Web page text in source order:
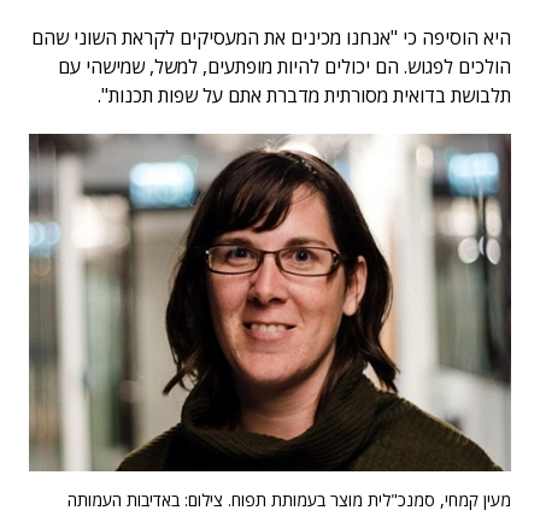
היא הוסיפה כי "אנחנו מכינים את המעסיקים לקראת השוני שהם
הולכים לפגוש. הם יכולים להיות מופתעים, למשל, שמישהי עם
תלבושת בדואית מסורתית מדברת אתם על שפות תכנות".
מעין קמחי, סמנכ"לית מוצר בעמותת תפוח. צילום: באדיבות העמותה